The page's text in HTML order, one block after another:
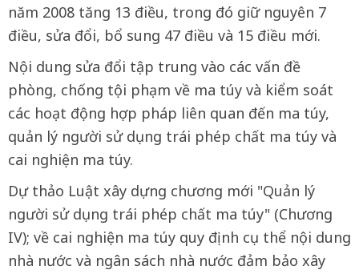
năm 2008 tăng 13 điều, trong đó giữ nguyên 7
điều, sửa đổi, bổ sung 47 điều và 15 điều mới.
Nội dung sửa đổi tập trung vào các vấn đề
phòng, chống tội phạm về ma túy và kiểm soát
các hoạt động hợp pháp liên quan đến ma túy,
quản lý người sử dụng trái phép chất ma túy và
cai nghiện ma túy.
Dự thảo Luật xây dựng chương mới "Quản lý
người sử dụng trái phép chất ma túy" (Chương
IV); về cai nghiện ma túy quy định cụ thể nội dung
nhà nước và ngân sách nhà nước đảm bảo xây